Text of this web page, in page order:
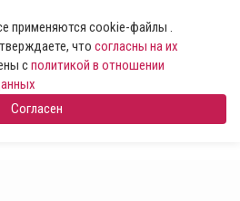
применяются cookie-файлы .
что согласны на их
сполитикой в отношении
Согласен